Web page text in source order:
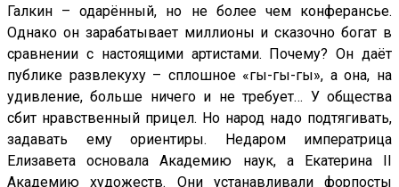
Галкин – одарённый, но не более чем конферансье.
Однако он зарабатывает миллионы и сказочно богат в
сравнении с настоящими артистами. Почему? Он даёт
публике развлекуху – сплошное «гы-гы-гы», а она, на
удивление, больше ничего и не требует… У общества
сбит нравственный прицел. Но народ надо подтягивать,
задавать ему ориентиры. Недаром императрица
Елизавета основала Академию наук, а Екатерина II
Академию художеств. Они устанавливали форпосты